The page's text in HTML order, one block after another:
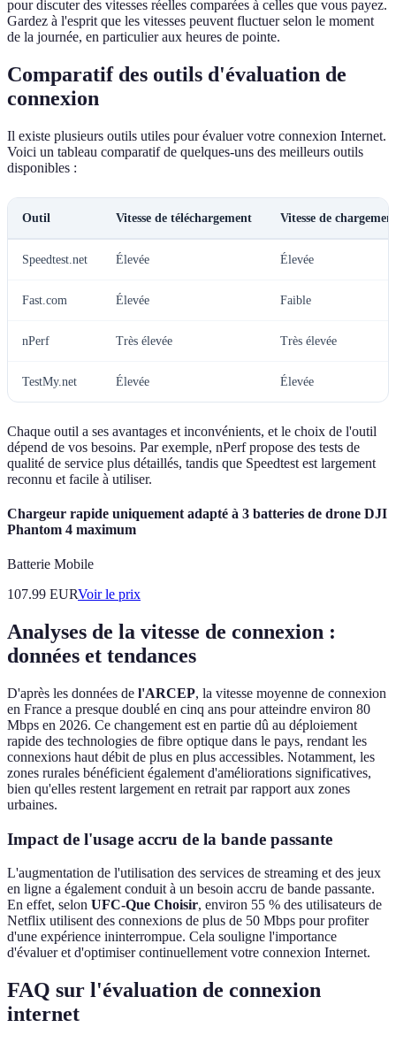
pour discuter des vitesses réelles comparées à celles que vous payez.
Gardez à l'esprit que les vitesses peuvent fluctuer selon le moment
de la journée, en particulier aux heures de pointe.
Comparatif des outils d'évaluation de
connexion
Il existe plusieurs outils utiles pour évaluer votre connexion Internet.
Voici un tableau comparatif de quelques-uns des meilleurs outils
disponibles :
Outil Vitesse de téléchargement Vitesse de
Speedtest.net Élevée Élevée
Fast.com Élevée Faible
nPerf Très élevée Très élevée
TestMy.net Élevée Élevée
Chaque outil a ses avantages et inconvénients, et le choix de l'outil
dépend de vos besoins. Par exemple, nPerf propose des tests de
qualité de service plus détaillés, tandis que Speedtest est largement
reconnu et facile à utiliser.
Chargeur rapide uniquement adapté à 3 batteries de drone DJI
Phantom 4 maximum
Batterie Mobile
107.99 EURVoir le prix
Analyses de la vitesse de connexion :
données et tendances
D'après les données de l'ARCEP, la vitesse moyenne de connexion
en France a presque doublé en cinq ans pour atteindre environ 80
Mbps en 2026. Ce changement est en partie dû au déploiement
rapide des technologies de fibre optique dans le pays, rendant les
connexions haut débit de plus en plus accessibles. Notamment, les
zones rurales bénéficient également d'améliorations significatives,
bien qu'elles restent largement en retrait par rapport aux zones
urbaines.
Impact de l'usage accru de la bande passante
L'augmentation de l'utilisation des services de streaming et des jeux
en ligne a également conduit à un besoin accru de bande passante.
En effet, selon UFC-Que Choisir, environ 55 % des utilisateurs de
Netflix utilisent des connexions de plus de 50 Mbps pour profiter
d'une expérience ininterrompue. Cela souligne l'importance
d'évaluer et d'optimiser continuellement votre connexion Internet.
FAQ sur l'évaluation de connexion
internet